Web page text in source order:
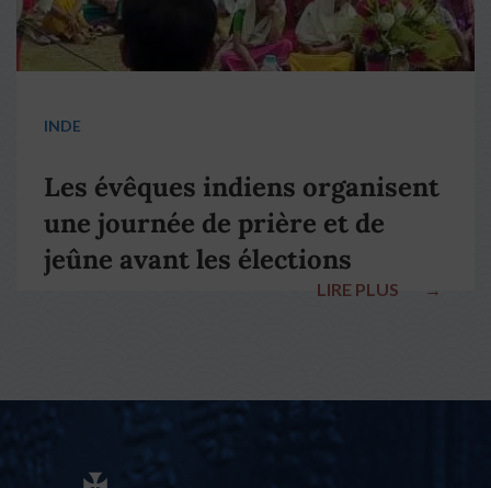
INDE
Les évêques indiens organisent
une journée de prière et de
jeûne avant les élections
LIRE PLUS →